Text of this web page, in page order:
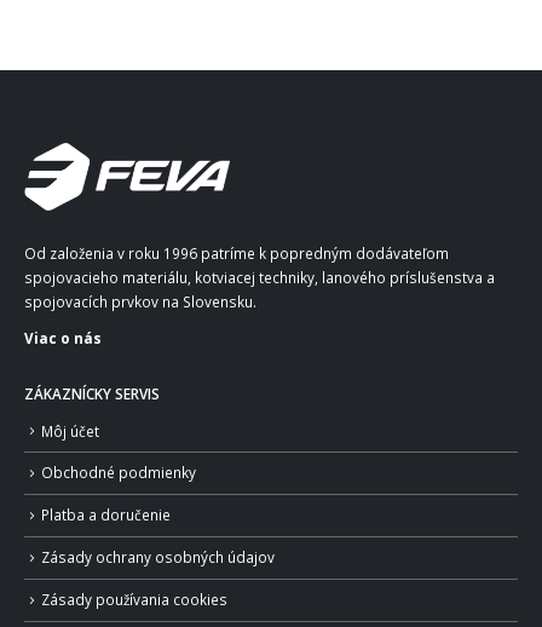
Od založenia v roku 1996 patríme k popredným dodávateľom
spojovacieho materiálu, kotviacej techniky, lanového príslušenstva a
spojovacích prvkov na Slovensku.
Viac o nás
ZÁKAZNÍCKY SERVIS
Môj účet
Obchodné podmienky
Platba a doručenie
Zásady ochrany osobných údajov
Zásady používania cookies